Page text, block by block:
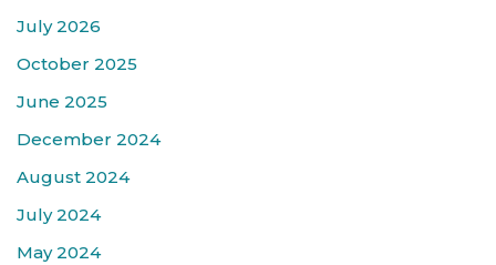
July 2026
October 2025
June 2025
December 2024
August 2024
July 2024
May 2024